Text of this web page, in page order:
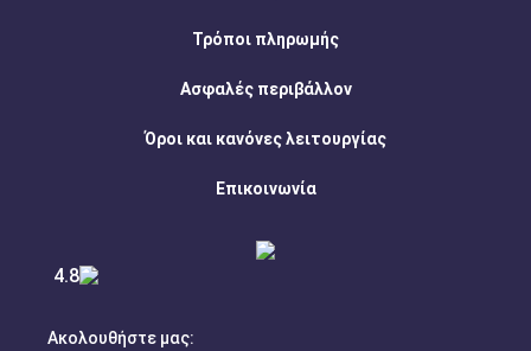
4.8
Τρόποι πληρωμής
Ασφαλές περιβάλλον
Όροι και κανόνες λειτουργίας
Επικοινωνία
Ακολουθήστε μας: